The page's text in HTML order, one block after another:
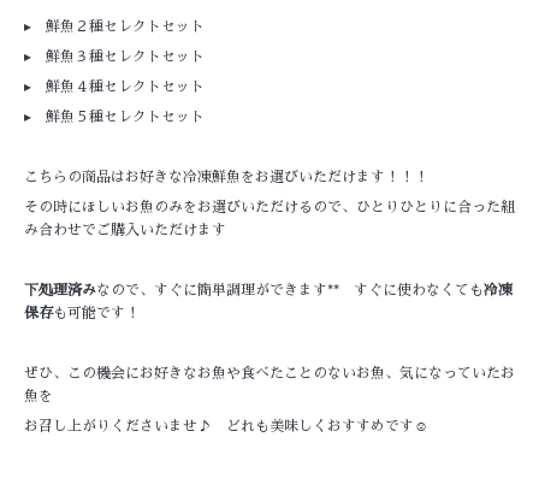
▸ 鮮魚２種セレクトセット
▸ 鮮魚３種セレクトセット
▸ 鮮魚４種セレクトセット
▸ 鮮魚５種セレクトセット
こちらの商品はお好きな冷凍鮮魚をお選びいただけます！！！
その時にほしいお魚のみをお選びいただけるので、ひとりひとりに合った組
み合わせでご購入いただけます
下処理済みなので、すぐに簡単調理ができます** すぐに使わなくても冷凍
保存も可能です！
ぜひ、この機会にお好きなお魚や食べたことのないお魚、気になっていたお
魚を
お召し上がりくださいませ♪ どれも美味しくおすすめです☺